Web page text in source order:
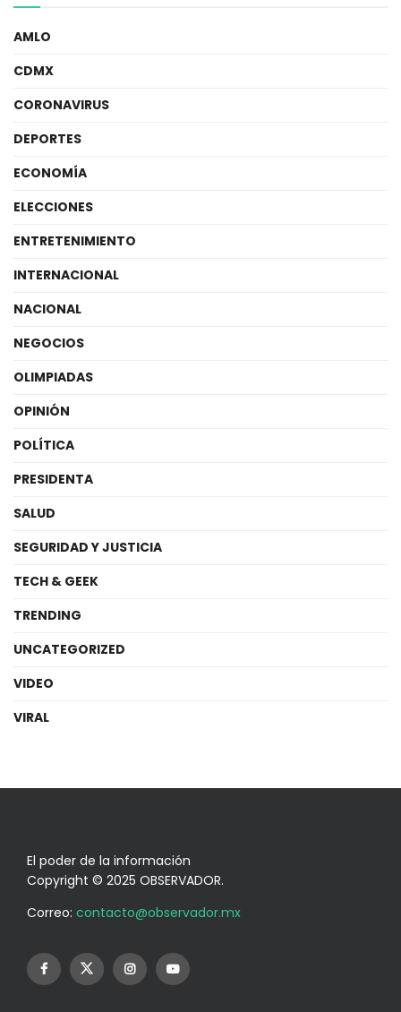
AMLO
CDMX
CORONAVIRUS
DEPORTES
ECONOMÍA
ELECCIONES
ENTRETENIMIENTO
INTERNACIONAL
NACIONAL
NEGOCIOS
OLIMPIADAS
OPINIÓN
POLÍTICA
PRESIDENTA
SALUD
SEGURIDAD Y JUSTICIA
TECH & GEEK
TRENDING
UNCATEGORIZED
VIDEO
VIRAL
El poder de la información
Copyright © 2025 OBSERVADOR.
Correo: contacto@observador.mx